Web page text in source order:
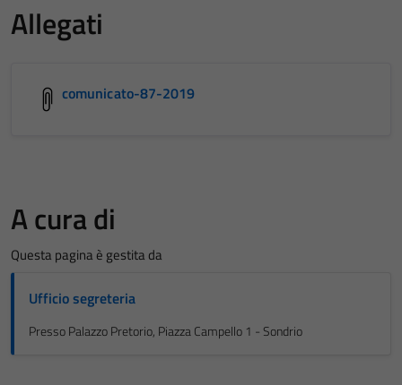
Allegati
comunicato-87-2019
A cura di
Questa pagina è gestita da
Ufficio segreteria
Presso Palazzo Pretorio, Piazza Campello 1 - Sondrio